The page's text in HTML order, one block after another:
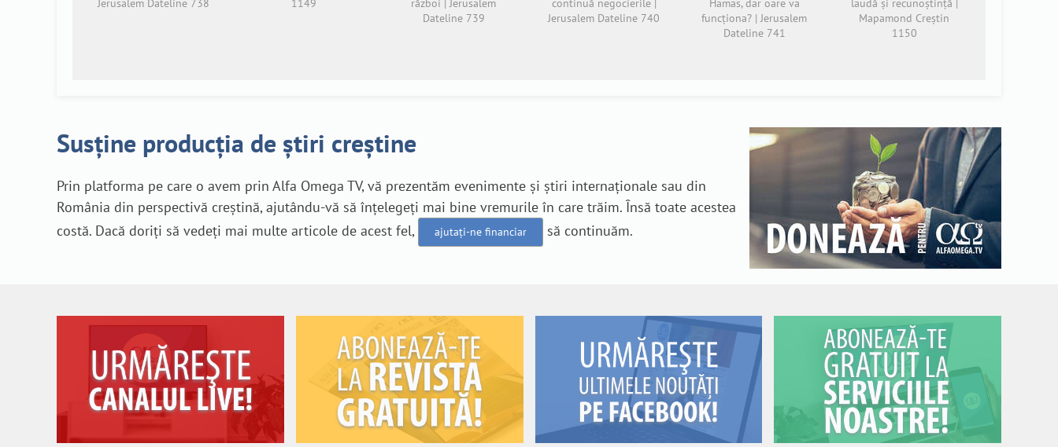
Jerusalem Dateline 738
1149
război | Jerusalem
Dateline 739
continuă negocierile |
Jerusalem Dateline 740
Hamas, dar oare va
funcționa? | Jerusalem
Dateline 741
laudă și recunoștință |
Mapamond Creștin
1150
Susține producția de știri creștine
Prin platforma pe care o avem prin Alfa Omega TV, vă prezentăm evenimente și știri internaționale sau din
România din perspectivă creștină, ajutându-vă să înțelegeți mai bine vremurile în care trăim. Însă toate acestea
costă. Dacă doriți să vedeți mai multe articole de acest fel,
ajutați-ne financiar să continuăm.